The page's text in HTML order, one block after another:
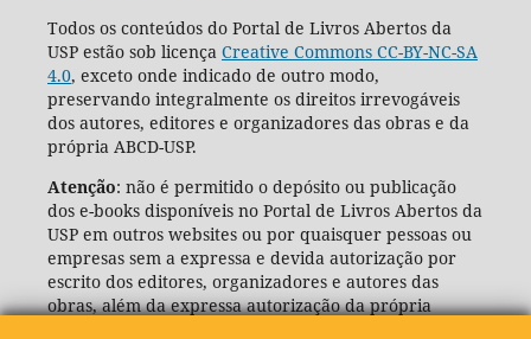
Todos os conteúdos do Portal de Livros Abertos da
USP estão sob licença Creative Commons CC-BY-NC-SA
4.0, exceto onde indicado de outro modo,
preservando integralmente os direitos irrevogáveis
dos autores, editores e organizadores das obras e da
própria ABCD-USP.
Atenção: não é permitido o depósito ou publicação
dos e-books disponíveis no Portal de Livros Abertos da
USP em outros websites ou por quaisquer pessoas ou
empresas sem a expressa e devida autorização por
escrito dos editores, organizadores e autores das
obras, além da expressa autorização da própria